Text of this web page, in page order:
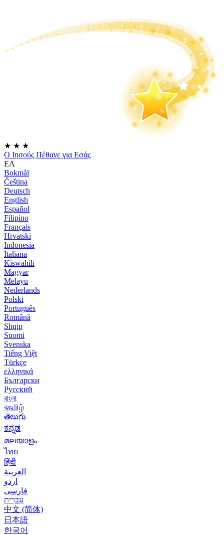
★ ★ ★
Ο Ιησούς Πέθανε για Εσάς
ΕΛ
Bokmål
Čeština
Deutsch
English
Español
Filipino
Français
Hrvatski
Indonesia
Italiana
Kiswahili
Magyar
Melayu
Nederlands
Polski
Português
Română
Shqip
Suomi
Svenska
Tiếng Việt
Türkçe
ελληνικά
Български
Русский
বাংলা
বதமிழ்
తెలుగు
ಕನ್ನಡ
മലയാളം
ไทย
हिंदी
العربية
اردو
فارسی
עִברִית
中文 (简体)
日本語
한국어